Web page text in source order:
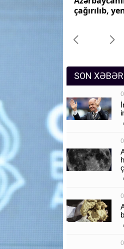
çağırılıb,
SON